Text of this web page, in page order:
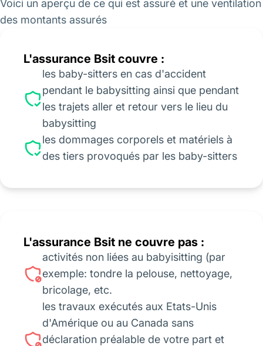
Voici un aperçu de ce qui est assuré et une ventilation
des montants assurés
L'assurance Bsit couvre :
les baby-sitters en cas d'accident
pendant le babysitting ainsi que pendant
les trajets aller et retour vers le lieu du
babysitting
les dommages corporels et matériels à
des tiers provoqués par les baby-sitters
L'assurance Bsit ne couvre pas :
activités non liées au babyisitting (par
exemple: tondre la pelouse, nettoyage,
bricolage, etc.
les travaux exécutés aux Etats-Unis
d'Amérique ou au Canada sans
déclaration préalable de votre part et